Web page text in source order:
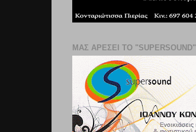
ΜΑΣ ΑΡΕΣΕΙ ΤΟ "SUPERSOUND"